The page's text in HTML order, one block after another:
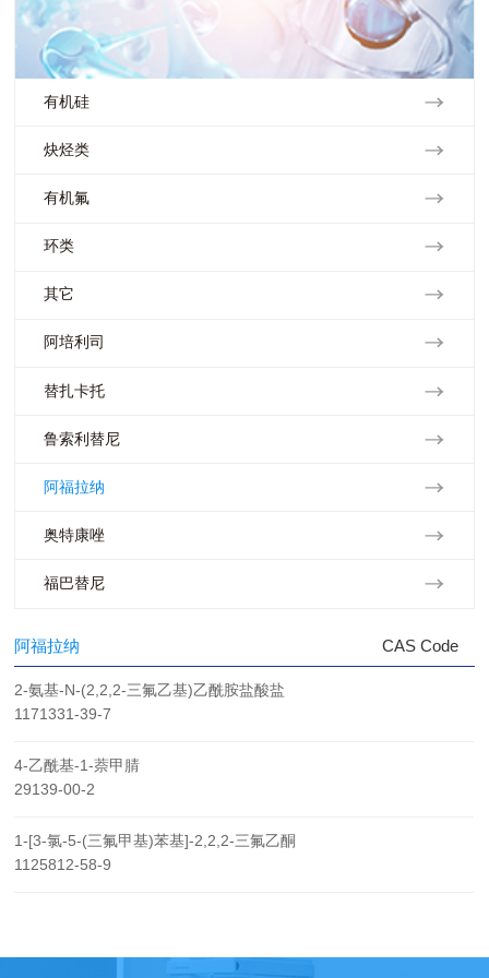
有机硅
炔烃类
有机氟
环类
其它
阿培利司
替扎卡托
鲁索利替尼
阿福拉纳
奥特康唑
福巴替尼
阿福拉纳 CAS Code
2-氨基-N-(2,2,2-三氟乙基)乙酰胺盐酸盐
1171331-39-7
4-乙酰基-1-萘甲腈
29139-00-2
1-[3-氯-5-(三氟甲基)苯基]-2,2,2-三氟乙酮
1125812-58-9